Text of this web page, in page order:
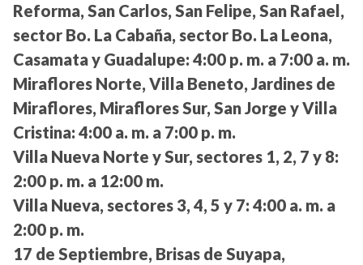
Reforma, San Carlos, San Felipe, San Rafael,
sector Bo. La Cabaña, sector Bo. La Leona,
Casamata y Guadalupe: 4:00 p. m. a 7:00 a. m.
Miraflores Norte, Villa Beneto, Jardines de
Miraflores, Miraflores Sur, San Jorge y Villa
Cristina: 4:00 a. m. a 7:00 p. m.
Villa Nueva Norte y Sur, sectores 1, 2, 7 y 8:
2:00 p. m. a 12:00 m.
Villa Nueva, sectores 3, 4, 5 y 7: 4:00 a. m. a
2:00 p. m.
17 de Septiembre, Brisas de Suyapa,